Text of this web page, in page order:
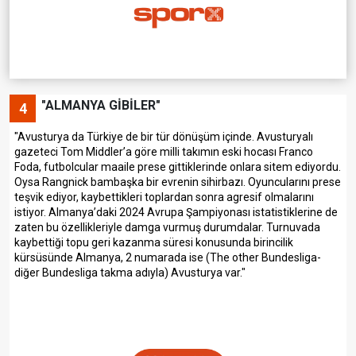
4 "ALMANYA GİBİLER"
"Avusturya da Türkiye de bir tür dönüşüm içinde. Avusturyalı
gazeteci Tom Middler’a göre milli takımın eski hocası Franco
Foda, futbolcular maaile prese gittiklerinde onlara sitem ediyordu.
Oysa Rangnick bambaşka bir evrenin sihirbazı. Oyuncularını prese
teşvik ediyor, kaybettikleri toplardan sonra agresif olmalarını
istiyor. Almanya’daki 2024 Avrupa Şampiyonası istatistiklerine de
zaten bu özellikleriyle damga vurmuş durumdalar. Turnuvada
kaybettiği topu geri kazanma süresi konusunda birincilik
kürsüsünde Almanya, 2 numarada ise (The other Bundesliga-
diğer Bundesliga takma adıyla) Avusturya var."